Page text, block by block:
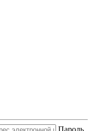
Пароль